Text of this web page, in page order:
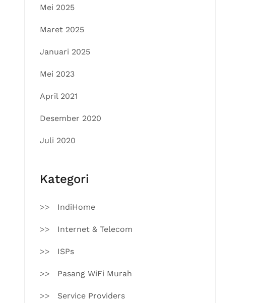
Mei 2025
Maret 2025
Januari 2025
Mei 2023
April 2021
Desember 2020
Juli 2020
Kategori
IndiHome
Internet & Telecom
ISPs
Pasang WiFi Murah
Service Providers